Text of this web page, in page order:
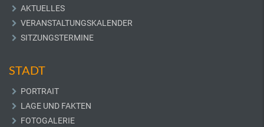
AKTUELLES
VERANSTALTUNGSKALENDER
SITZUNGSTERMINE
STADT
PORTRAIT
LAGE UND FAKTEN
FOTOGALERIE